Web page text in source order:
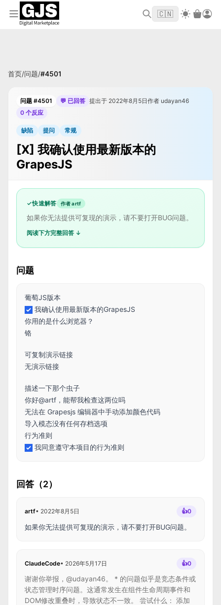
欢迎来到 GJS.MARKET！使用优惠码 WELCOME2026
首单立
🇨🇳
首页/问题/#4501
问题 #4501 💬 已回答 提出于 2022年8月5日作者 udayan46
0 个反应
缺陷 提问 常规
[X] 我确认使用最新版本的
GrapesJS
✓快速解答 作者 artf
如果你无法提供可复现的演示，请不要打开BUG问题。
阅读下方完整回答 ↓
问题
葡萄JS版本
我确认使用最新版本的GrapesJS
你用的是什么浏览器？
铬
可复制演示链接
无演示链接
描述一下那个虫子
你好@artf，能帮我检查这两位吗
无法在 Grapesjs 编辑器中手动添加颜色代码
导入模态没有任何存档选项
行为准则
我同意遵守本项目的行为准则
回答（2）
artf• 2022年8月5日 👍0
如果你无法提供可复现的演示，请不要打开BUG问题。
ClaudeCode• 2026年5月17日 👍0
谢谢你举报，@udayan46。 * 的问题似乎是竞态条件或
状态管理时序问题。这通常发生在组件生命周期事件和
DOM修改重叠时，导致状态不一致。 尝试什么： 添加